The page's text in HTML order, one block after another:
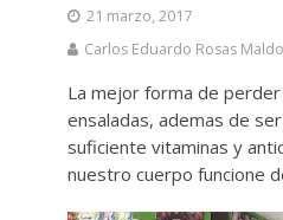
21 marzo, 2017
Carlos Eduardo Rosas
La mejor forma de
ensaladas, ademas de
suficiente vitaminas y
nuestro cuerpo funcione